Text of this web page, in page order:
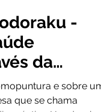
-
da
e sobre
que se chama